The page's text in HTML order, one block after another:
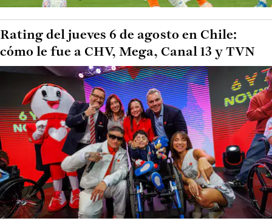
Rating del jueves 6 de agosto en Chile:
cómo le fue a CHV, Mega, Canal 13 y TVN